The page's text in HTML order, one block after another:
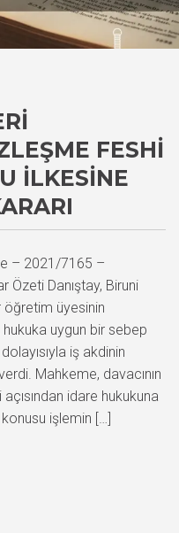
FESHI
İLKESINE
– 2021/7165 –
Özeti Danıştay, Biruni
öğretim üyesinin
uygun bir sebep
iş akdinin
Mahkeme, davacının
idare hukukuna
işlemin […]